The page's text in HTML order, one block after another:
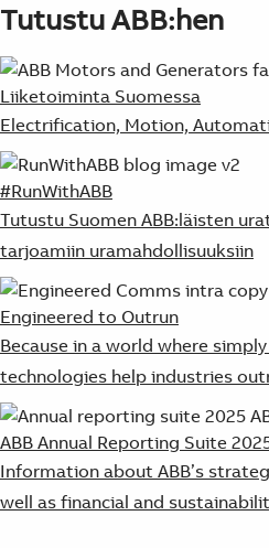
Tutustu ABB:hen
Liiketoiminta Suomessa
Electrification, Motion,
#RunWithABB
Tutustu Suomen ABB:läisten
tarjoamiin uramahdollisuuksiin
Engineered to Outrun
Because in a world where
technologies help industries
ABB Annual Reporting Suite
Information about ABB’s
well as financial and